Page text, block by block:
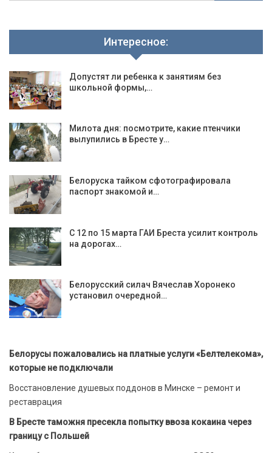
Интересное:
Допустят ли ребенка к занятиям без
школьной формы,…
Милота дня: посмотрите, какие птенчики
вылупились в Бресте у…
Белоруска тайком сфотографировала
паспорт знакомой и…
С 12 по 15 марта ГАИ Бреста усилит контроль
на дорогах…
Белорусский силач Вячеслав Хоронеко
установил очередной…
Белорусы пожаловались на платные услуги «Белтелекома»,
которые не подключали
Восстановление душевых поддонов в Минске – ремонт и
реставрация
В Бресте таможня пресекла попытку ввоза кокаина через
границу с Польшей